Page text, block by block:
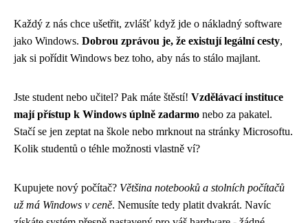
Každý z nás chce ušetřit, zvlášť když jde o nákladný software
jako Windows. Dobrou zprávou je, že existují legální cesty,
jak si pořídit Windows bez toho, aby nás to stálo majlant.
Jste student nebo učitel? Pak máte štěstí! Vzdělávací instituce
mají přístup k Windows úplně zadarmo nebo za pakatel.
Stačí se jen zeptat na škole nebo mrknout na stránky Microsoftu.
Kolik studentů o téhle možnosti vlastně ví?
Kupujete nový počítač? Většina notebooků a stolních počítačů
už má Windows v ceně. Nemusíte tedy platit dvakrát. Navíc